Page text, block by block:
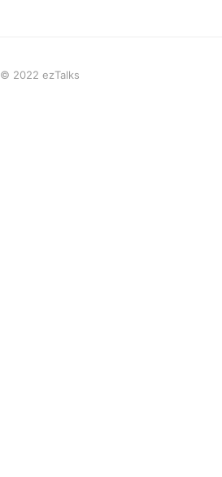
© 2022 ezTalks